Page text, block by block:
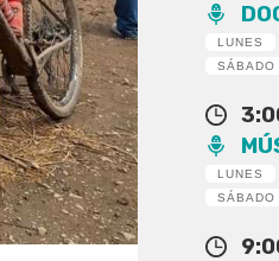
LUNES
SÁBADO
LUNES
SÁBADO